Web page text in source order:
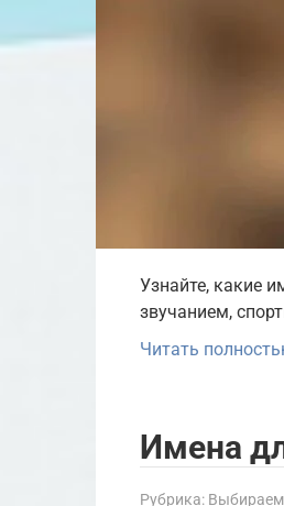
Узнайте, какие
звучанием,
Читать
Имена
Рубрика: